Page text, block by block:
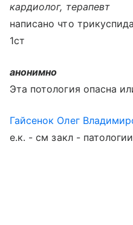
кардиолог, терапевт
написано что
1ст
анонимно
Эта потология опасна
Гайсенок Олег
е.к. - см закл - патологии